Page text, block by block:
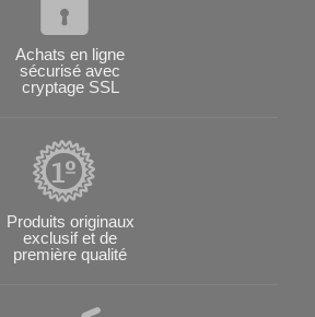
Achats en ligne
sécurisé avec
cryptage SSL
Produits originaux
exclusif et de
première qualité